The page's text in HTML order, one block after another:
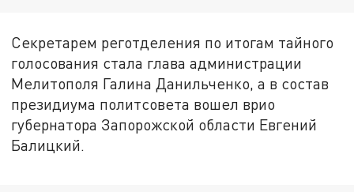
Секретарем реготделения по итогам тайного
голосования стала глава администрации
Мелитополя Галина Данильченко, а в состав
президиума политсовета вошел врио
губернатора Запорожской области Евгений
Балицкий.